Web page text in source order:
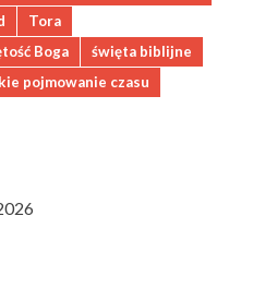
Tora
Boga
święta biblijne
pojmowanie czasu